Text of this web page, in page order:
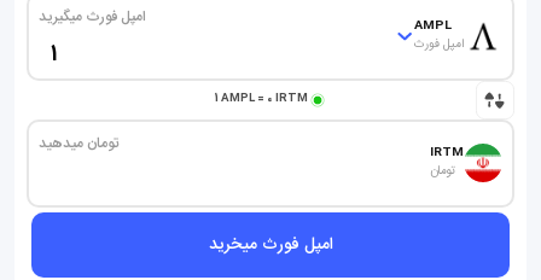
AMPL
امپل فورث
امپل فورث میگیرید
1 AMPL= 0 IRTM
IRTM
تومان
تومان میدهید
امپل فورث میخرید